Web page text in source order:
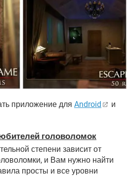
приложение для Android
и
головоломок
степени зависит от
и Вам нужно найти
просты и все уровни